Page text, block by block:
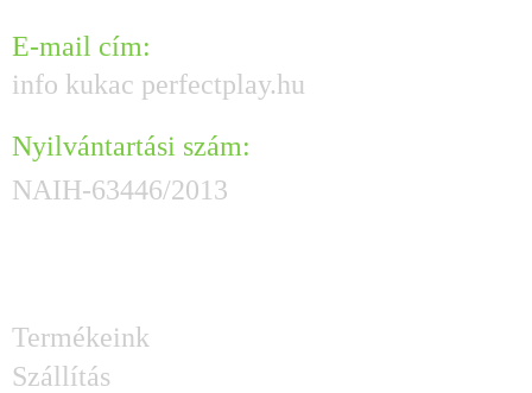
E-mail cím:
info kukac perfectplay.hu
Nyilvántartási szám:
NAIH-63446/2013
Termékeink
Szállítás